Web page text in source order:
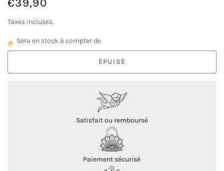
€39,90
normal
/
PRIX
Taxes incluses.
Sera en stock à compter de
ÉPUISÉ
Satisfait ou remboursé
Paiement sécurisé